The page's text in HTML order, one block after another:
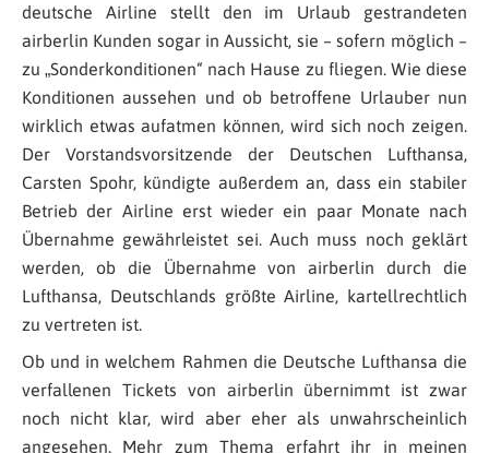
deutsche Airline stellt den im Urlaub gestrandeten
airberlin Kunden sogar in Aussicht, sie – sofern möglich –
zu „Sonderkonditionen“ nach Hause zu fliegen. Wie diese
Konditionen aussehen und ob betroffene Urlauber nun
wirklich etwas aufatmen können, wird sich noch zeigen.
Der Vorstandsvorsitzende der Deutschen Lufthansa,
Carsten Spohr, kündigte außerdem an, dass ein stabiler
Betrieb der Airline erst wieder ein paar Monate nach
Übernahme gewährleistet sei. Auch muss noch geklärt
werden, ob die Übernahme von airberlin durch die
Lufthansa, Deutschlands größte Airline, kartellrechtlich
zu vertreten ist.
Ob und in welchem Rahmen die Deutsche Lufthansa die
verfallenen Tickets von airberlin übernimmt ist zwar
noch nicht klar, wird aber eher als unwahrscheinlich
angesehen. Mehr zum Thema erfahrt ihr in meinen